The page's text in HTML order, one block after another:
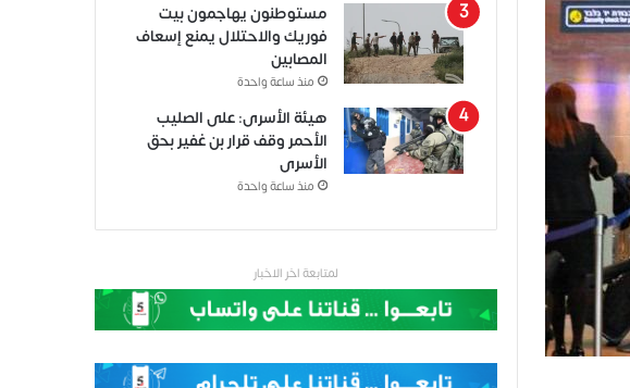
مستوطنون يهاجمون بيت
فوريك والاحتلال يمنع إسعاف
المصابين
منذ ساعة واحدة
هيئة الأسرى: على الصليب
الأحمر وقف قرار بن غفير بحق
الأسرى
منذ ساعة واحدة
لمتابعة اخر الاخبار